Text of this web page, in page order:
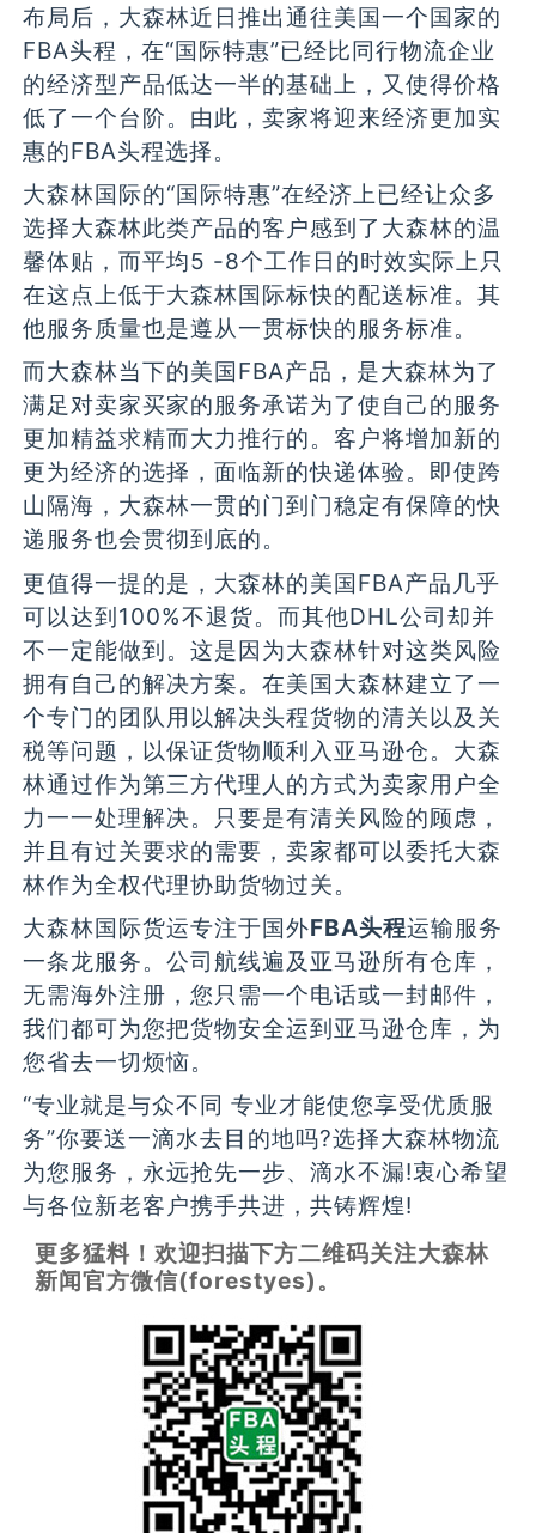
布局后，大森林近日推出通往美国一个国家的
FBA头程，在“国际特惠”已经比同行物流企业
的经济型产品低达一半的基础上，又使得价格
低了一个台阶。由此，卖家将迎来经济更加实
惠的FBA头程选择。
大森林国际的“国际特惠”在经济上已经让众多
选择大森林此类产品的客户感到了大森林的温
馨体贴，而平均5 -8个工作日的时效实际上只
在这点上低于大森林国际标快的配送标准。其
他服务质量也是遵从一贯标快的服务标准。
而大森林当下的美国FBA产品，是大森林为了
满足对卖家买家的服务承诺为了使自己的服务
更加精益求精而大力推行的。客户将增加新的
更为经济的选择，面临新的快递体验。即使跨
山隔海，大森林一贯的门到门稳定有保障的快
递服务也会贯彻到底的。
更值得一提的是，大森林的美国FBA产品几乎
可以达到100%不退货。而其他DHL公司却并
不一定能做到。这是因为大森林针对这类风险
拥有自己的解决方案。在美国大森林建立了一
个专门的团队用以解决头程货物的清关以及关
税等问题，以保证货物顺利入亚马逊仓。大森
林通过作为第三方代理人的方式为卖家用户全
力一一处理解决。只要是有清关风险的顾虑，
并且有过关要求的需要，卖家都可以委托大森
林作为全权代理协助货物过关。
大森林国际货运专注于国外FBA头程运输服务
一条龙服务。公司航线遍及亚马逊所有仓库，
无需海外注册，您只需一个电话或一封邮件，
我们都可为您把货物安全运到亚马逊仓库，为
您省去一切烦恼。
“专业就是与众不同 专业才能使您享受优质服
务”你要送一滴水去目的地吗?选择大森林物流
为您服务，永远抢先一步、滴水不漏!衷心希望
与各位新老客户携手共进，共铸辉煌!
更多猛料！欢迎扫描下方二维码关注大森林
新闻官方微信(forestyes)。